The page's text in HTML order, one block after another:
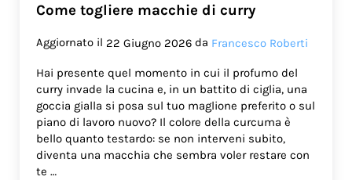
Come togliere macchie di curry
Aggiornato il 22 Giugno 2026 da Francesco Roberti
Hai presente quel momento in cui il profumo del
curry invade la cucina e, in un battito di ciglia, una
goccia gialla si posa sul tuo maglione preferito o sul
piano di lavoro nuovo? Il colore della curcuma è
bello quanto testardo: se non interveni subito,
diventa una macchia che sembra voler restare con
te …